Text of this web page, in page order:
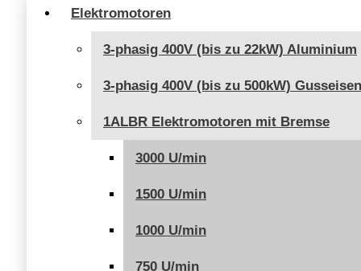
Elektromotoren
3-phasig 400V (bis zu 22kW) Aluminium
3-phasig 400V (bis zu 500kW) Gusseisen
1ALBR Elektromotoren mit Bremse
3000 U/min
1500 U/min
1000 U/min
750 U/min